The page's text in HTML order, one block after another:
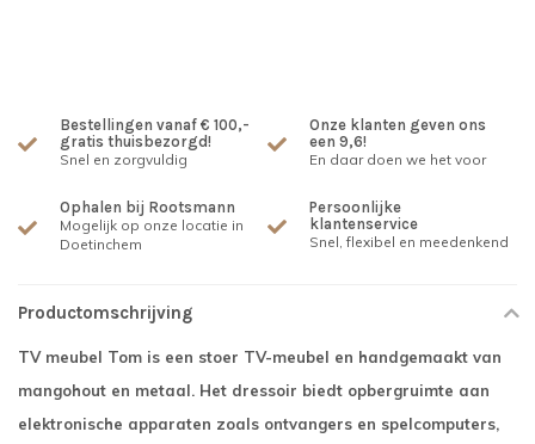
Bestellingen vanaf € 100,-
gratis thuisbezorgd!
Snel en zorgvuldig
Onze klanten geven ons
een 9,6!
En daar doen we het voor
Ophalen bij Rootsmann
Mogelijk op onze locatie in
Doetinchem
Persoonlijke
klantenservice
Snel, flexibel en meedenkend
Productomschrijving
TV meubel Tom is een stoer TV-meubel en handgemaakt van
mangohout en metaal. Het dressoir biedt opbergruimte aan
elektronische apparaten zoals ontvangers en spelcomputers,